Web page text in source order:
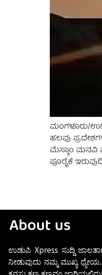
ಮಂಗಳೂರು/
ಹಲವು
ಮೆಸ್ಕಾಂ ಮನವಿ
ಪೂರೈಕೆ
About us
ಉಡುಪಿ Xpress ಸುದ್ದಿ
ನೀಡುವುದು ನಮ್ಮ ಮುಖ್ಯ